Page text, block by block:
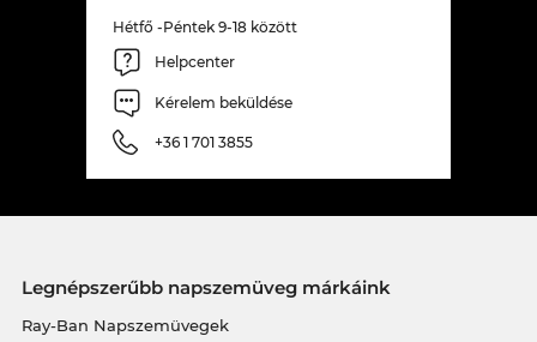
Hétfő -Péntek 9-18 között
Helpcenter
Kérelem beküldése
+36 1 701 3855
Legnépszerűbb napszemüveg márkáink
Ray-Ban Napszemüvegek